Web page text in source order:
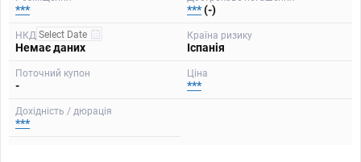
*** ***(-)
НКД
Немає даних
Країна ризику
Іспанія
Поточний купон
-
Ціна
***
Дохідність / дюрація
***